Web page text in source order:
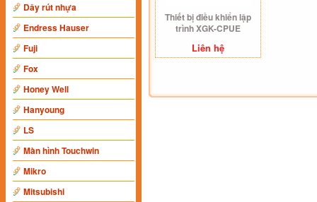
Dây rút nhựa
Endress Hauser
Fuji
Fox
Honey Well
Hanyoung
LS
Màn hình Touchwin
Mikro
Mitsubishi
Thiết bị điều khiển lập
trình XGK-CPUE
Liên hệ